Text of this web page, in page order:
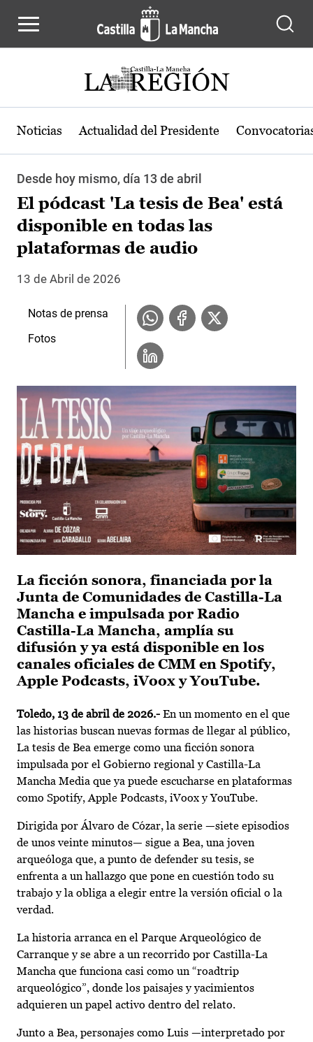
Noticias Actualidad del Presidente
Desde hoy mismo, día 13 de abril
El pódcast 'La tesis de Bea' está
disponible en todas las
plataformas de audio
13 de Abril de 2026
La ficción sonora, financiada por la
Junta de Comunidades de Castilla-La
Mancha e impulsada por Radio
Castilla-La Mancha, amplía su
difusión y ya está disponible en los
canales oficiales de CMM en Spotify,
Apple Podcasts, iVoox y YouTube.
Toledo, 13 de abril de 2026.- En un momento en el que
las historias buscan nuevas formas de llegar al público,
La tesis de Bea emerge como una ficción sonora
impulsada por el Gobierno regional y Castilla-La
Mancha Media que ya puede escucharse en plataformas
como Spotify, Apple Podcasts, iVoox y YouTube.
Dirigida por Álvaro de Cózar, la serie —siete episodios
de unos veinte minutos— sigue a Bea, una joven
arqueóloga que, a punto de defender su tesis, se
enfrenta a un hallazgo que pone en cuestión todo su
trabajo y la obliga a elegir entre la versión oficial o la
verdad.
La historia arranca en el Parque Arqueológico de
Carranque y se abre a un recorrido por Castilla-La
Mancha que funciona casi como un “roadtrip
arqueológico”, donde los paisajes y yacimientos
adquieren un papel activo dentro del relato.
Junto a Bea, personajes como Luis —interpretado por
Notas de prensa
Fotos